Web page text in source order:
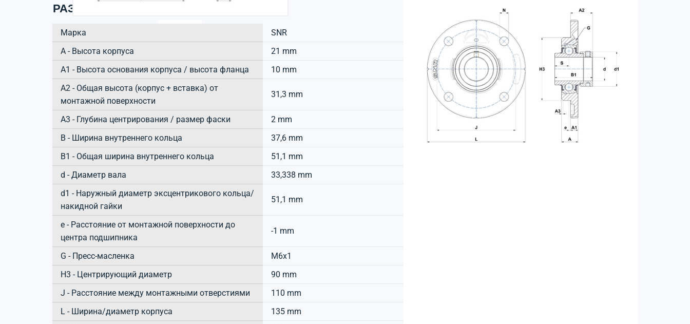
РАЗМЕРЫ ИЗДЕЛИЯ
Марка
SNR
А - Высота корпуса
21 mm
A1 - Высота основания корпуса / высота фланца
10 mm
A2 - Общая высота (корпус + вставка) от
монтажной поверхности
31,3 mm
A3 - Глубина центрирования / размер фаски
2 mm
B - Ширина внутреннего кольца
37,6 mm
B1 - Общая ширина внутреннего кольца
51,1 mm
d - Диаметр вала
33,338 mm
d1 - Наружный диаметр эксцентрикового кольца/
накидной гайки
51,1 mm
e - Расстояние от монтажной поверхности до
центра подшипника
-1 mm
G - Пресс-масленка
M6x1
H3 - Центрирующий диаметр
90 mm
J - Расстояние между монтажными отверстиями
110 mm
L - Ширина/диаметр корпуса
135 mm